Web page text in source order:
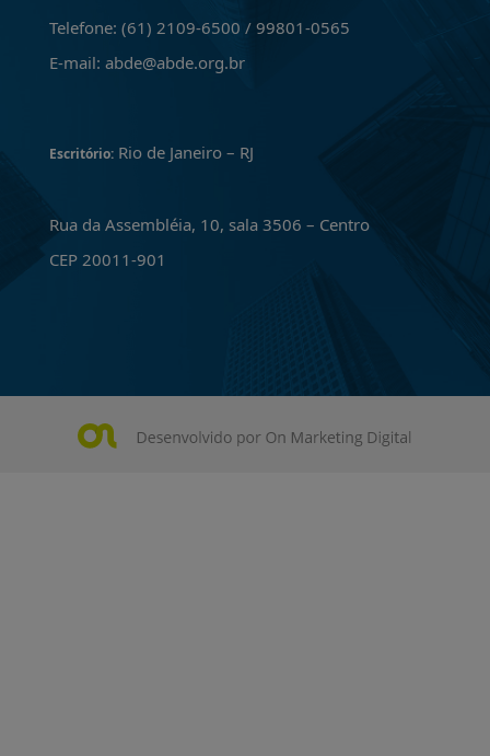
Telefone: (61) 2109-6500 / 99801-0565
E-mail: abde@abde.org.br
Escritório:Rio de Janeiro – RJ
Rua da Assembléia, 10, sala 3506 – Centro
CEP 20011-901